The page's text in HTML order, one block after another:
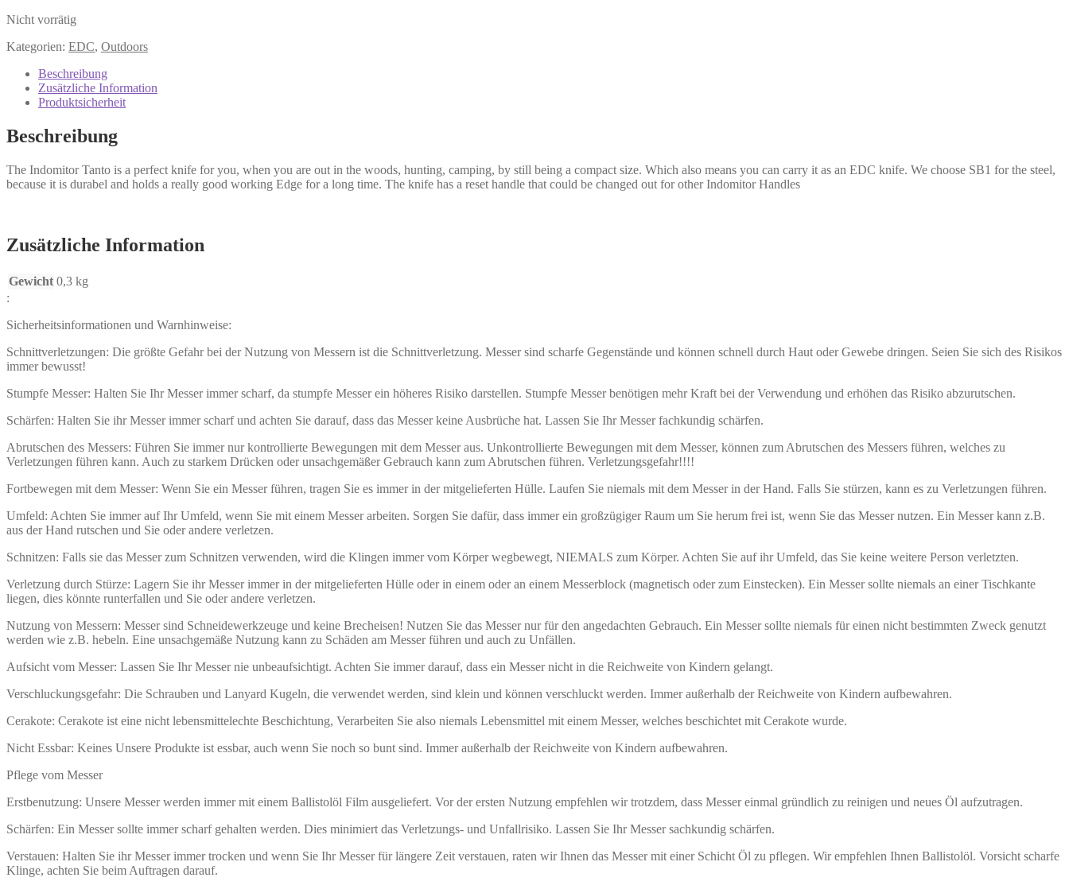
Nicht vorrätig
Kategorien: EDC, Outdoors
Beschreibung
Zusätzliche Information
Produktsicherheit
Beschreibung
The Indomitor Tanto is a perfect knife for you, when you are out in the woods, hunting, camping, by still being a compact size. Which also means you can carry it as an EDC knife. We choose SB1 for the steel,
because it is durabel and holds a really good working Edge for a long time. The knife has a reset handle that could be changed out for other Indomitor Handles
Zusätzliche Information
Gewicht 0,3 kg
:
Sicherheitsinformationen und Warnhinweise:
Schnittverletzungen: Die größte Gefahr bei der Nutzung von Messern ist die Schnittverletzung. Messer sind scharfe Gegenstände und können schnell durch Haut oder Gewebe dringen. Seien Sie sich des Risikos
immer bewusst!
Stumpfe Messer: Halten Sie Ihr Messer immer scharf, da stumpfe Messer ein höheres Risiko darstellen. Stumpfe Messer benötigen mehr Kraft bei der Verwendung und erhöhen das Risiko abzurutschen.
Schärfen: Halten Sie ihr Messer immer scharf und achten Sie darauf, dass das Messer keine Ausbrüche hat. Lassen Sie Ihr Messer fachkundig schärfen.
Abrutschen des Messers: Führen Sie immer nur kontrollierte Bewegungen mit dem Messer aus. Unkontrollierte Bewegungen mit dem Messer, können zum Abrutschen des Messers führen, welches zu
Verletzungen führen kann. Auch zu starkem Drücken oder unsachgemäßer Gebrauch kann zum Abrutschen führen. Verletzungsgefahr!!!!
Fortbewegen mit dem Messer: Wenn Sie ein Messer führen, tragen Sie es immer in der mitgelieferten Hülle. Laufen Sie niemals mit dem Messer in der Hand. Falls Sie stürzen, kann es zu Verletzungen führen.
Umfeld: Achten Sie immer auf Ihr Umfeld, wenn Sie mit einem Messer arbeiten. Sorgen Sie dafür, dass immer ein großzügiger Raum um Sie herum frei ist, wenn Sie das Messer nutzen. Ein Messer kann z.B.
aus der Hand rutschen und Sie oder andere verletzen.
Schnitzen: Falls sie das Messer zum Schnitzen verwenden, wird die Klingen immer vom Körper wegbewegt, NIEMALS zum Körper. Achten Sie auf ihr Umfeld, das Sie keine weitere Person verletzten.
Verletzung durch Stürze: Lagern Sie ihr Messer immer in der mitgelieferten Hülle oder in einem oder an einem Messerblock (magnetisch oder zum Einstecken). Ein Messer sollte niemals an einer Tischkante
liegen, dies könnte runterfallen und Sie oder andere verletzen.
Nutzung von Messern: Messer sind Schneidewerkzeuge und keine Brecheisen! Nutzen Sie das Messer nur für den angedachten Gebrauch. Ein Messer sollte niemals für einen nicht bestimmten Zweck genutzt
werden wie z.B. hebeln. Eine unsachgemäße Nutzung kann zu Schäden am Messer führen und auch zu Unfällen.
Aufsicht vom Messer: Lassen Sie Ihr Messer nie unbeaufsichtigt. Achten Sie immer darauf, dass ein Messer nicht in die Reichweite von Kindern gelangt.
Verschluckungsgefahr: Die Schrauben und Lanyard Kugeln, die verwendet werden, sind klein und können verschluckt werden. Immer außerhalb der Reichweite von Kindern aufbewahren.
Cerakote: Cerakote ist eine nicht lebensmittelechte Beschichtung, Verarbeiten Sie also niemals Lebensmittel mit einem Messer, welches beschichtet mit Cerakote wurde.
Nicht Essbar: Keines Unsere Produkte ist essbar, auch wenn Sie noch so bunt sind. Immer außerhalb der Reichweite von Kindern aufbewahren.
Pflege vom Messer
Erstbenutzung: Unsere Messer werden immer mit einem Ballistolöl Film ausgeliefert. Vor der ersten Nutzung empfehlen wir trotzdem, dass Messer einmal gründlich zu reinigen und neues Öl aufzutragen.
Schärfen: Ein Messer sollte immer scharf gehalten werden. Dies minimiert das Verletzungs- und Unfallrisiko. Lassen Sie Ihr Messer sachkundig schärfen.
Verstauen: Halten Sie ihr Messer immer trocken und wenn Sie Ihr Messer für längere Zeit verstauen, raten wir Ihnen das Messer mit einer Schicht Öl zu pflegen. Wir empfehlen Ihnen Ballistolöl. Vorsicht scharfe
Klinge, achten Sie beim Auftragen darauf.